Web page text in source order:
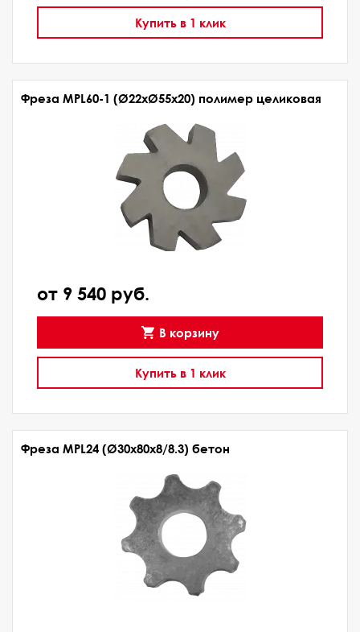
Купить в 1 клик
Фреза MPL60-1 (Ø22xØ55x20) полимер целиковая
от 9 540 руб.
В корзину
Купить в 1 клик
Фреза MPL24 (Ø30х80х8/8.3) бетон